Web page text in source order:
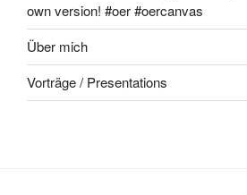
own version! #oer #oercanvas
Über mich
Vorträge / Presentations